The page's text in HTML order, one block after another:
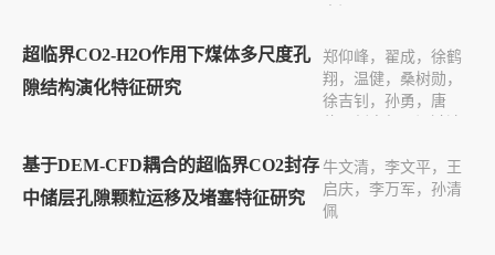
超临界CO2-H2O作用下煤体多尺度孔
隙结构演化特征研究
郑仰峰，翟成，徐鹤
翔，温健，桑树勋，
徐吉钊，孙勇，唐
基于DEM-CFD耦合的超临界CO2封存
中储层孔隙颗粒运移及堵塞特征研究
牛文清，李文平，王
启庆，李万军，孙清
佩